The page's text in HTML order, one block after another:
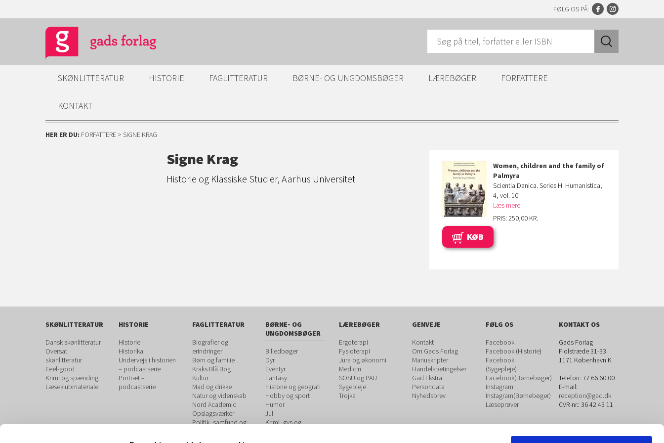
FØLG OS PÅ:
SKØNLITTERATUR HISTORIE FAGLITTERATUR BØRNE- OG UNGDOMSBØGER LÆREBØGER FORFATTERE
KONTAKT
HER ER DU: FORFATTERE > SIGNE KRAG
Signe Krag
Historie og Klassiske Studier, Aarhus Universitet
Women, children and the family of
Palmyra
Scientia Danica. Series H. Humanistica,
4, vol. 10
Læs mere
PRIS: 250,00 KR.
KØB
SKØNLITTERATUR
Dansk skønlitteratur
Oversat
skønlitteratur
Feel-good
Krimi og spænding
Læseklubmateriale
HISTORIE
Historie
Historika
Undervejs i historien
– podcastserie
Portræt –
podcastserie
FAGLITTERATUR
Biografier og
erindringer
Børn og familie
Kraks Blå Bog
Kultur
Mad og drikke
Natur og videnskab
Nord Academic
Opslagsværker
Politik, samfund og
Sundhed og
BØRNE- OG
UNGDOMSBØGER
Billedbøger
Dyr
Eventyr
Fantasy
Historie og geografi
Hobby og sport
Humor
Jul
Krimi, gys og
LÆREBØGER
Ergoterapi
Fysioterapi
Jura og økonomi
Medicin
SOSU og PAU
Sygepleje
Trojka
GENVEJE
Kontakt
Om Gads Forlag
Manuskripter
Handelsbetingelser
Gad Ekstra
Persondata
Nyhedsbrev
FØLG OS
Facebook
Facebook (Historie)
Facebook
(Sygepleje)
Facebook(Børnebøger)
Instagram
Instagram(Børnebøger)
Læseprøver
KONTAKT OS
Gads Forlag
Fiolstræde 31-33
1171 København K
Telefon: 77 66 60 00
E-mail:
reception@gad.dk
CVR-nr.: 36 42 43 11